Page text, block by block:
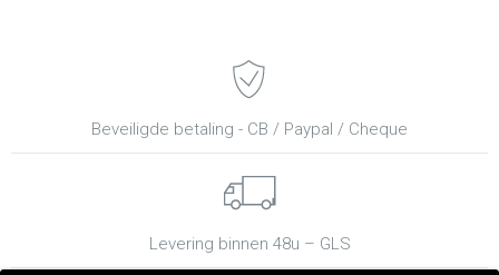
Beveiligde betaling - CB / Paypal / Cheque
Levering binnen 48u – GLS